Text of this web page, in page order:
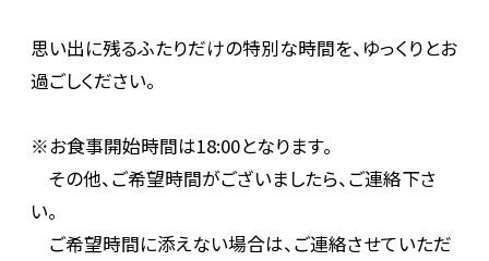
思い出に残るふたりだけの特別な時間を、ゆっくりとお
過ごしください。
※お食事開始時間は18:00となります。
その他、ご希望時間がございましたら、ご連絡下さ
い。
ご希望時間に添えない場合は、ご連絡させていただ